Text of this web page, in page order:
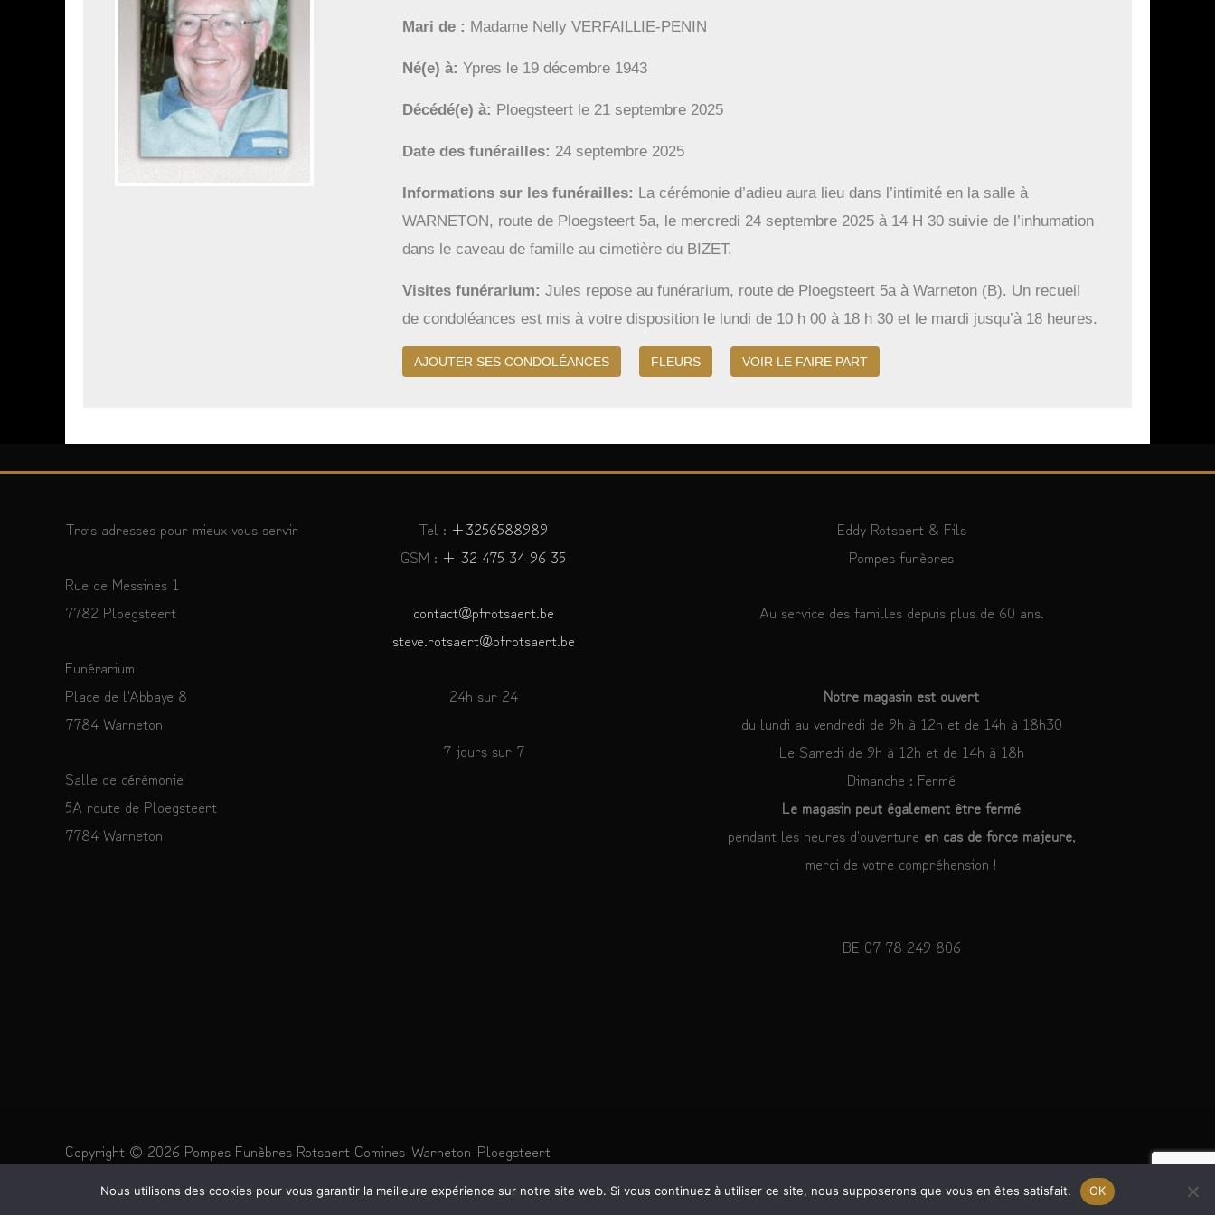
Mari de Madame Nelly VERFAILLIE-PENIN
Né(e) à Ypres le 19 décembre 1943
Décédé(e) à Ploegsteert le 21 septembre 2025
Date des funérailles 24 septembre 2025
Informations sur les funérailles
La cérémonie d’adieu aura lieu dans l’intimité en la salle à
WARNETON, route de Ploegsteert 5a, le mercredi 24 septembre 2025 à 14 H 30 suivie de l’inhumation
dans le caveau de famille au cimetière du BIZET.
Visites funérarium
Jules repose au funérarium, route de Ploegsteert 5a à Warneton (B). Un recueil
de condoléances est mis à votre disposition le lundi de 10 h 00 à 18 h 30 et le mardi jusqu’à 18 heures.
Trois adresses pour mieux vous servir
Rue de Messines 1
7782 Ploegsteert
Funérarium
Place de l'Abbaye 8
7784 Warneton
Salle de cérémonie
5A route de Ploegsteert
7784 Warneton
Tel : +3256588989
GSM : + 32 475 34 96 35
contact@pfrotsaert.be
steve.rotsaert@pfrotsaert.be
24h sur 24
7 jours sur 7
Eddy Rotsaert & Fils
Pompes funèbres
Au service des familles depuis plus de 60 ans.
Notre magasin est ouvert
du lundi au vendredi de 9h à 12h et de 14h à 18h30
Le Samedi de 9h à 12h et de 14h à 18h
Dimanche : Fermé
Le magasin peut également être fermé
pendant les heures d'ouverture en cas de force majeure,
merci de votre compréhension !
BE 07 78 249 806
Copyright © 2026 Pompes Funèbres Rotsaert Comines-Warneton-Ploegsteert
Nous utilisons des cookies pour vous garantir la meilleure expérience sur notre site web. Si vous continuez à utiliser ce site, nous supposerons que vous en êtes satisfait. OK